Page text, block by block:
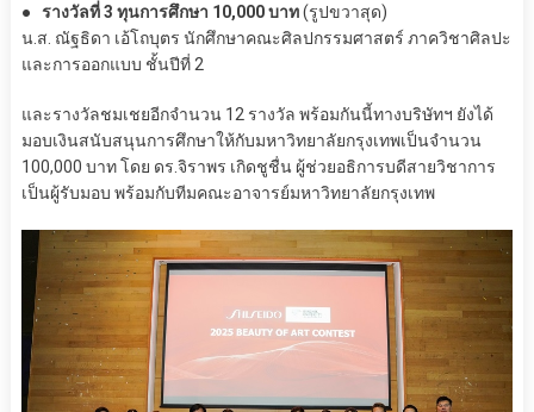
● รางวัลที่ 3 ทุนการศึกษา 10,000 บาท(รูปขวาสุด)
น.ส. ณัฐธิดา เอ้โถบุตร นักศึกษาคณะศิลปกรรมศาสตร์ ภาควิชาศิลปะ
และการออกแบบ ชั้นปีที่ 2
และรางวัลชมเชยอีกจำนวน 12 รางวัล พร้อมกันนี้ทางบริษัทฯ ยังได้
มอบเงินสนับสนุนการศึกษาให้กับมหาวิทยาลัยกรุงเทพเป็นจำนวน
100,000 บาท โดย ดร.จิราพร เกิดชูชื่น ผู้ช่วยอธิการบดีสายวิชาการ
เป็นผู้รับมอบ พร้อมกับทีมคณะอาจารย์มหาวิทยาลัยกรุงเทพ